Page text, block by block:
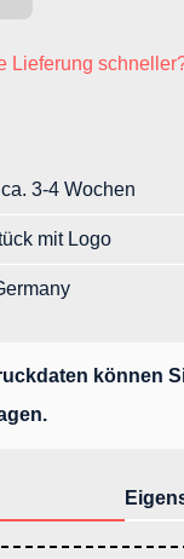
Lieferung
3-4 Wochen
mit Logo
können